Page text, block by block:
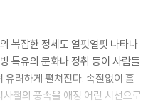
복잡한 정세도 얼핏얼핏 나타나
특유의 문화나 정취 등이 사람들
유려하게 펼쳐진다. 속절없이 흘
철의 풍속을 애정 어린 시선으로